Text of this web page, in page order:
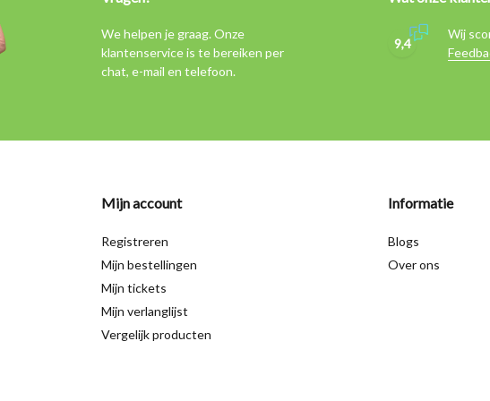
We helpen je graag. Onze
klantenservice is te bereiken per
chat, e-mail en telefoon.
9,4
Wij
Mijn account
Registreren
Mijn bestellingen
Mijn tickets
Mijn verlanglijst
Vergelijk producten
Informatie
Blogs
Over ons